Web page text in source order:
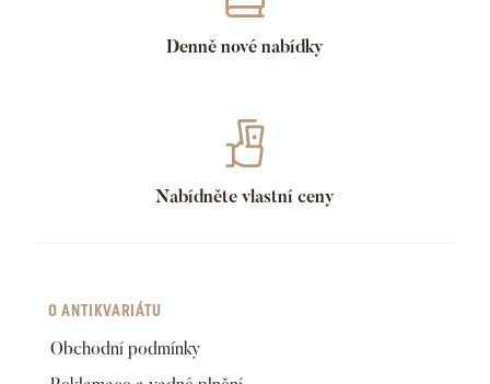
Denně nové nabídky
Nabídněte vlastní ceny
O ANTIKVARIÁTU
Obchodní podmínky